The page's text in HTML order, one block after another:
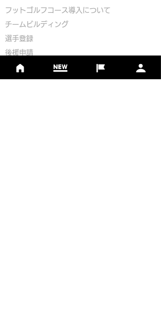
​ フットゴルフコース導入について
​チームビルディング
選手登録​
​後援申請
​イベント依頼
プライバシーポリシー